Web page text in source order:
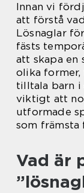
Innan vi
att förstå
Lösnaglar
fästs
att skapa en
olika
tilltala barn i
viktigt att
utformade
som främsta
Vad är